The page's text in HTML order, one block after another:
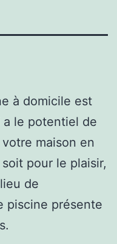
à domicile est
le potentiel de
maison en
pour le plaisir,
de
piscine présente